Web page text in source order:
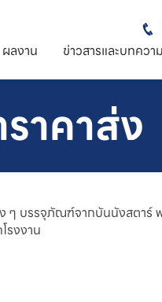
ผลงาน ข่าวสารและบทความ
าคาส่ง
ๆ บรรจุภัณฑ์จากบันนังสตาร์
รงงาน